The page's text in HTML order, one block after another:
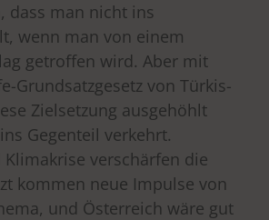
dass man nicht ins
wenn man von einem
getroffen wird. Aber mit
Grundsatzgesetz von Türkis-
Zielsetzung ausgehöhlt
Gegenteil verkehrt.
verschärfen die
kommen neue Impulse von
und Österreich wäre gut